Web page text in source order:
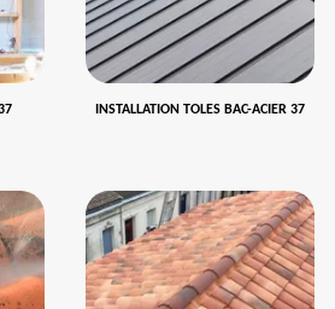
INSTALLATION TOLES BAC-ACIER 37